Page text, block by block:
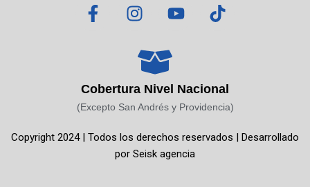
a
o
o
-
n
t
a
g
r
m
o
b
e
i
k
Cobertura Nivel Nacional
(Excepto San Andrés y Providencia)
Copyright 2024 | Todos los derechos reservados | Desarrollado
por Seisk agencia